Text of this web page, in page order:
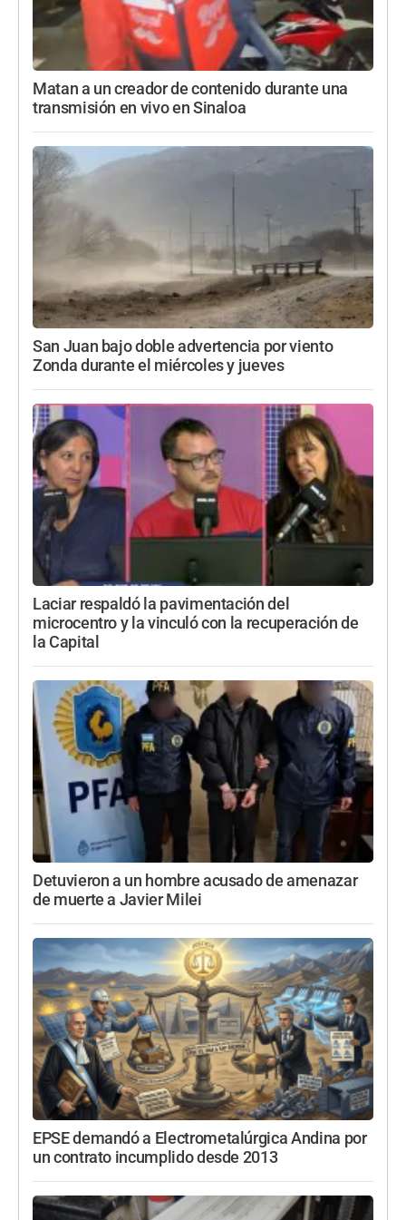
Matan a un creador de contenido durante una
transmisión en vivo en Sinaloa
San Juan bajo doble advertencia por viento
Zonda durante el miércoles y jueves
Laciar respaldó la pavimentación del
microcentro y la vinculó con la recuperación de
la Capital
Detuvieron a un hombre acusado de amenazar
de muerte a Javier Milei
EPSE demandó a Electrometalúrgica Andina por
un contrato incumplido desde 2013